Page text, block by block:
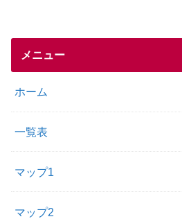
メニュー
ホーム
一覧表
マップ1
マップ2